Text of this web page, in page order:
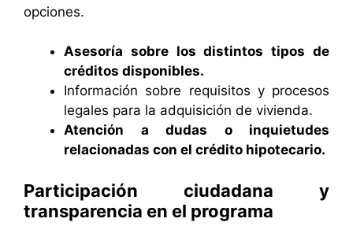
opciones.
Asesoría sobre los distintos tipos de
créditos disponibles.
Información sobre requisitos y procesos
legales para la adquisición de vivienda.
Atención a dudas o inquietudes
relacionadas con el crédito hipotecario.
Participación ciudadana y
transparencia en el programa